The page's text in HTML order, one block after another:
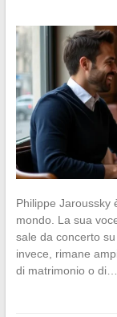
Philippe Jaroussky
mondo. La sua
sale da concerto
invece, rimane
di matrimonio o di…